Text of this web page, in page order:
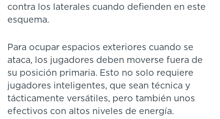
contra los laterales cuando defienden en este
esquema.
Para ocupar espacios exteriores cuando se
ataca, los jugadores deben moverse fuera de
su posición primaria. Esto no solo requiere
jugadores inteligentes, que sean técnica y
tácticamente versátiles, pero también unos
efectivos con altos niveles de energía.